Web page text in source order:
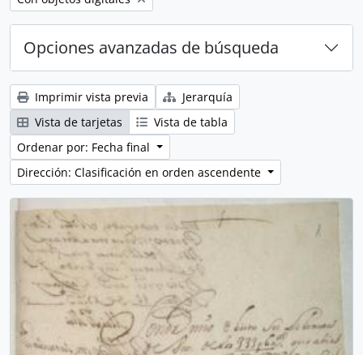
Opciones avanzadas de búsqueda
Imprimir vista previa
Jerarquía
Vista de tarjetas
Vista de tabla
Ordenar por: Fecha final
Dirección: Clasificación en orden ascendente